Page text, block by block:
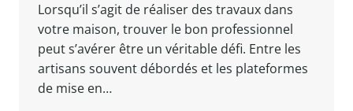
Lorsqu’il s’agit de réaliser des travaux dans
votre maison, trouver le bon professionnel
peut s’avérer être un véritable défi. Entre les
artisans souvent débordés et les plateformes
de mise en…